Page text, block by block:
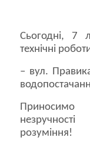
Сьогодні, 7
технічні
– вул.
розуміння!